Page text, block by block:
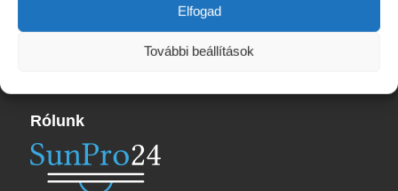
Elfogad
További beállítások
660 Ft
Rólunk